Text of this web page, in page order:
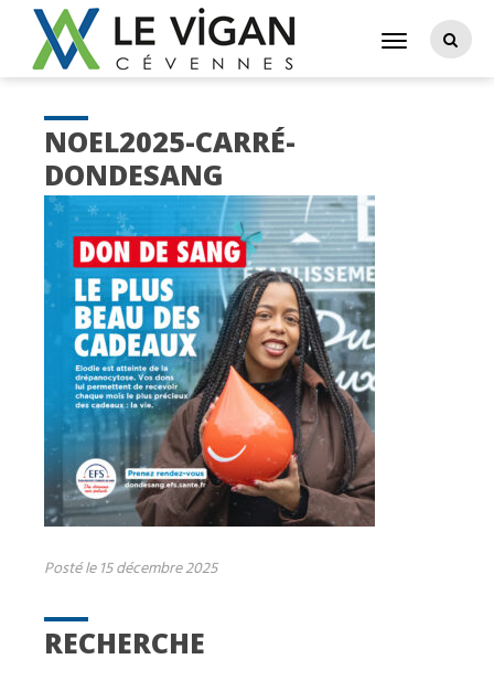
RECHERCHE
NOEL2025-CARRÉ-
DONDESANG
Posté le 15 décembre 2025